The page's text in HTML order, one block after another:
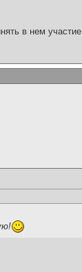
в нем участие